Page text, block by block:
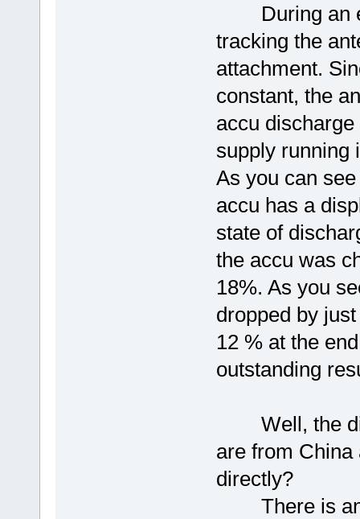
During an
tracking the
attachment.
constant, the
accu
supply running
As you can
accu has a
state of
the accu was
18%. As you
dropped by
12 % at the
outstanding
Well, the
are from China
directly?
There is an